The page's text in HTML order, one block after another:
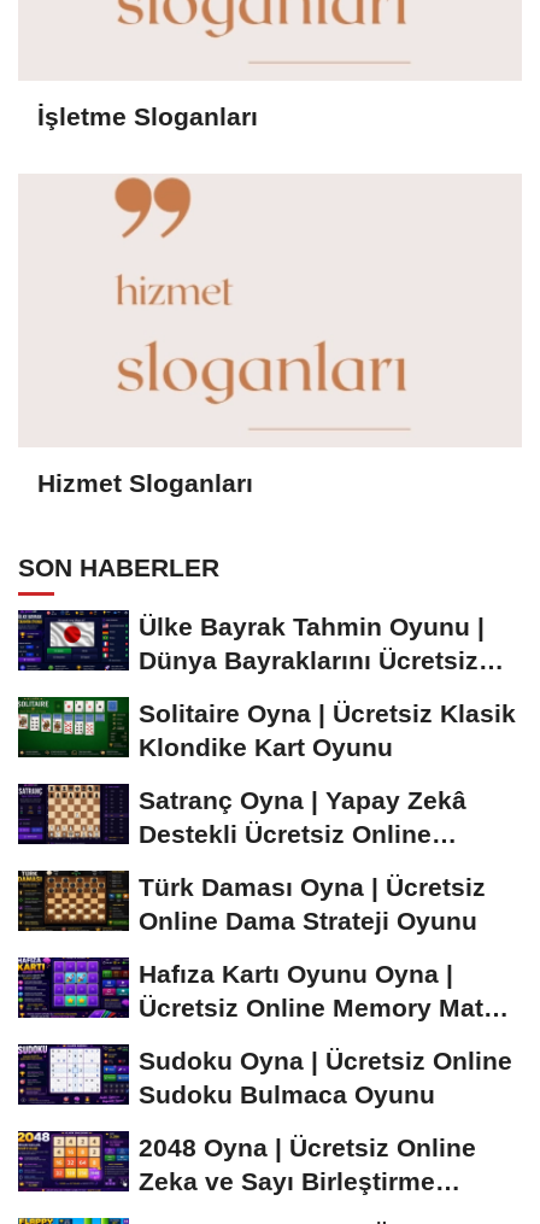
İşletme Sloganları
Hizmet Sloganları
SON HABERLER
Ülke Bayrak Tahmin Oyunu |
Dünya Bayraklarını Ücretsiz
Solitaire Oyna | Ücretsiz Klasik
Klondike Kart Oyunu
Satranç Oyna | Yapay Zekâ
Destekli Ücretsiz Online
Türk Daması Oyna | Ücretsiz
Online Dama Strateji Oyunu
Hafıza Kartı Oyunu Oyna |
Ücretsiz Online Memory Match
Sudoku Oyna | Ücretsiz Online
Sudoku Bulmaca Oyunu
2048 Oyna | Ücretsiz Online
Zeka ve Sayı Birleştirme